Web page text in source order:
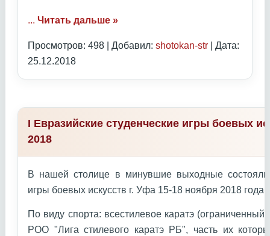
... Читать дальше »
Просмотров: 498 | Добавил: shotokan-str | Дата:
25.12.2018
I Евразийские студенческие игры боевых
2018
В нашей столице в минувшие выходные
игры боевых искусств г. Уфа 15-18 ноября 2018 года
По виду спорта: всестилевое каратэ (ограниченный
РОО "Лига стилевого каратэ РБ", часть их